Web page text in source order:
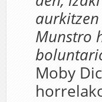
Munstro
Moby